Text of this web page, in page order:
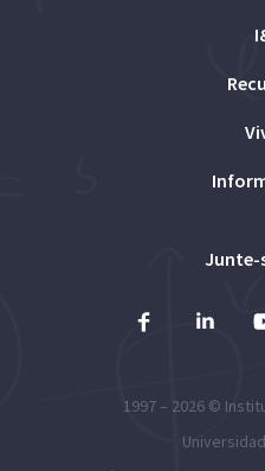
Junte-
1997 – 2026 ©